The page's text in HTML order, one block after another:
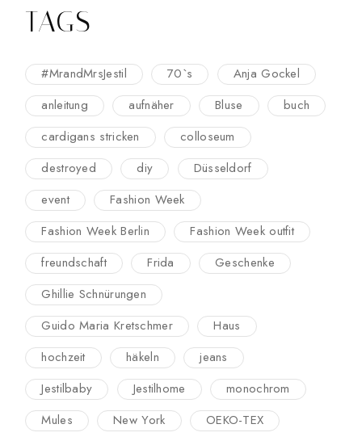
TAGS
#MrandMrsJestil 70`s
Anja Gockel
anleitung
aufnäher Bluse
buch
cardigans stricken
colloseum
destroyed
diy
Düsseldorf
event
Fashion Week
Fashion Week Berlin
Fashion Week outfit
freundschaft
Frida
Geschenke
Ghillie Schnürungen
Guido Maria Kretschmer
Haus
hochzeit
häkeln
jeans
Jestilbaby
Jestilhome
monochrom
Mules
New York
OEKO-TEX